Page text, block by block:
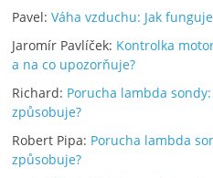
Pavel:Váha vzduchu: Jak
Jaromír Pavlíček: Kontrolka
a na co upozorňuje?
Richard: Porucha lambda
způsobuje?
Robert Pipa: Porucha lambda
způsobuje?